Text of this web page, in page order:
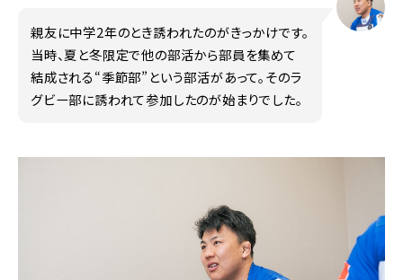
親友に中学2年のとき誘われたのがきっかけです。
当時、夏と冬限定で他の部活から部員を集めて
結成される“季節部”という部活があって。そのラ
グビー部に誘われて参加したのが始まりでした。